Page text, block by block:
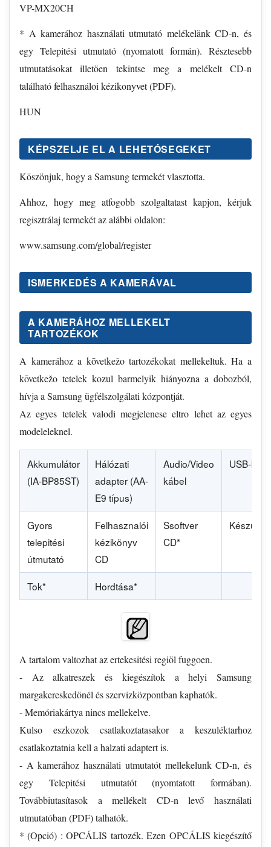
VP-MX20CH
* A kamerához használati utmutató melékelänk CD-n, és
egy Telepitési utmutató (nyomatott formán). Résztesebb
utmutatásokat illetöen tekintse meg a melékelt CD-n
található felhasználoi kézikonyvet (PDF).
HUN
KÉPSZELJE EL A LEHETÓSEGEKET
Köszönjuk, hogy a Samsung termekét vlasztotta.
Ahhoz, hogy meg atfogobb szolgaltatast kapjon, kérjuk
regisztrálaj termekét az alábbi oldalon:
www.samsung.com/global/register
ISMERKEDÉS A KAMERÁVAL
A KAMERÁHOZ MELLEKELT
TARTOZÉKOK
A kamerához a kōvetkežo tartozékokat mellekeltuk. Ha a
kōvetkežo tetelek kozul barmelyik hiányozna a dobozból,
hívja a Samsung ügfélszolgálati kózpontját.
Az egyes tetelek valodi megjelenese eltro lehet az egyes
modeleleknel.
Akkumulátor
(IA-BP85ST)
Hálózati
adapter (AA-
E9 típus)
Audio/Video
kábel
USB-
Gyors
telepitési
útmutató
Felhasznalói
kézikönyv
CD
Ssoftver
CD*
Tok* Hordtása*
A tartalom valtozhat az ertekesitési regiöl fuggoen.
- Az alkatreszek és kiegészítok a helyi Samsung
margakereskedönél és szervizközpontban kaphatók.
- Memóriakártya nincs mellekelve.
Kulso eszkozok csatlakoztatasakor a keszuléktarhoz
csatlakoztatnia kell a halzati adaptert is.
- A kamerához használati utmutatót mellekelunk CD-n, és
egy Telepitési utmutatót (nyomtatott formában).
Továbbiutasítasok a mellékelt CD-n levő használati
utmutatóban (PDF) talhatók.
* (Opció) : OPCÁLIS tartozék. Ezen OPCÁLIS kiegészítő